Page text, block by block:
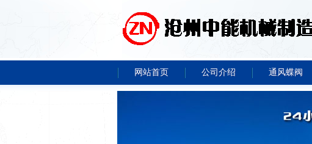
网站首页 公司介绍 通风蝶阀